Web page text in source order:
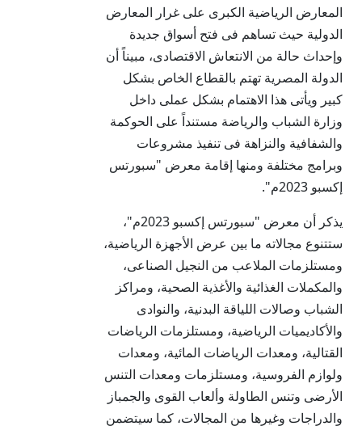
المعارض الرياضية الكبرى على غرار المعارض
الدولية حيث تساهم فى فتح أسواق جديدة
وإحداث حالة من الانتعاش الاقتصادى، مبيناً أن
الدولة المصرية تهتم بالقطاع الخاص بشكل
كبير ويأتى هذا الاهتمام بشكل عملى داخل
وزارة الشباب والرياضة مستنداً على الحوكمة
والشفافية والنزاهة فى تنفيذ مشروعات
وبرامج مختلفة ومنها إقامة معرض "سبورتس
إكسبو 2023م".
يذكر أن معرض "سبورتس إكسبو 2023م"،
ستتنوع مجالاته ما بين عرض الأجهزة الرياضية،
ومستلزمات الملاعب من النجيل الصناعى،
والمكملات الغذائية والأغذية الصحية، ومراكز
الشباب وصالات اللياقة البدنية، والنوادى
والأكاديميات الرياضية، ومستلزمات الرياضات
القتالية، ومعدات الرياضات المائية، ومعدات
ولوازم الفروسية، ومستلزمات ومعدات التنس
الأرضى وتنس الطاولة وألعاب القوى والجمباز
والدراجات وغيرها من المجالات، كما سيتضمن